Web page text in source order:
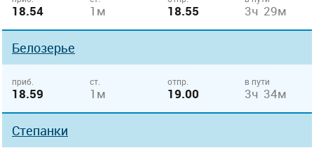
18.54 1м 18.55 3ч 29м
Белозерье
приб.
18.59
ст.
1м
отпр.
19.00
в пути
3ч 34м
Степанки